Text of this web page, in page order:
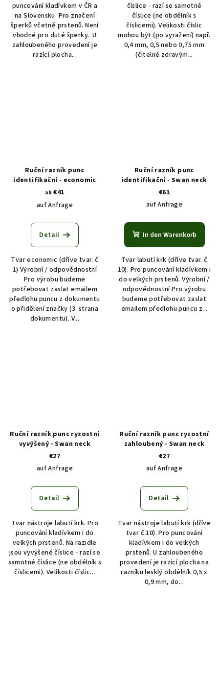
puncování kladívkem v ČR a
na Slovensku. Pro značení
šperků včetně prstenů. Není
vhodné pro duté šperky. U
zahloubeného provedení je
razící plocha...
číslice - razí se samotné
číslice (ne obdélník s
číslicemi). Velikosti číslic
mohou být (po vyražení) např.
0,4 mm, 0,5 nebo 0,75 mm
(čitelné zdravým...
Ruční razník punc
identifikační - economic
ab €41
auf Anfrage
Detail
Tvar economic (dříve tvar. č
1) Výrobní / odpovědnostní
Pro výrobu budeme
potřebovat zaslat emailem
předlohu puncu z dokumentu
o přidělení značky (3. strana
dokumentu). V...
Ruční razník punc
identifikační - Swan neck
€61
auf Anfrage
In den Warenkorb
Tvar labutí krk (dříve tvar. č
10). Pro puncování kladívkem i
do velkých prstenů. Výrobní /
odpovědnostní Pro výrobu
budeme potřebovat zaslat
emailem předlohu puncu z...
Ruční razník punc ryzostní
vyvýšený - Swan neck
€27
auf Anfrage
Detail
Tvar nástroje labutí krk. Pro
puncování kladívkem i do
velkých prstenů. Na razidle
jsou vyvýšené číslice - razí se
samotné číslice (ne obdélník s
číslicemi). Velikosti číslic...
Ruční razník punc ryzostní
zahloubený - Swan neck
€27
auf Anfrage
Detail
Tvar nástroje labutí krk (dříve
tvar č.10). Pro puncování
kladívkem i do velkých
prstenů. U zahloubeného
provedení je razící plocha na
razníku lesklý obdélník 0,5 x
0,9 mm, do...